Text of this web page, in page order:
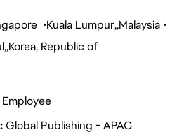
Kuala Lumpur Malaysia
Korea, Republic of
Global Publishing - APAC